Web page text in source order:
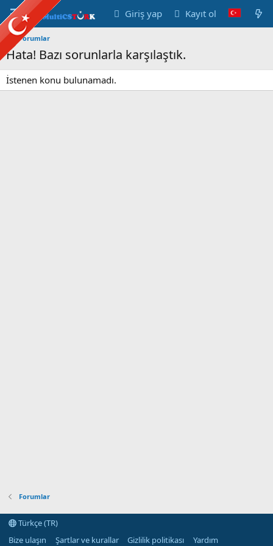
Giriş yap Kayıt ol
Forumlar
Hata! Bazı sorunlarla karşılaştık.
İstenen konu bulunamadı.
Forumlar
Türkçe (TR)
Bize ulaşın
Şartlar ve kurallar Gizlilik politikası
Yardım